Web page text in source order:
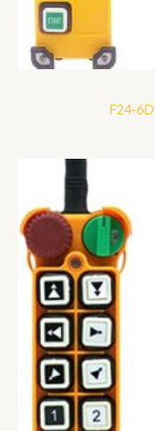
F24-